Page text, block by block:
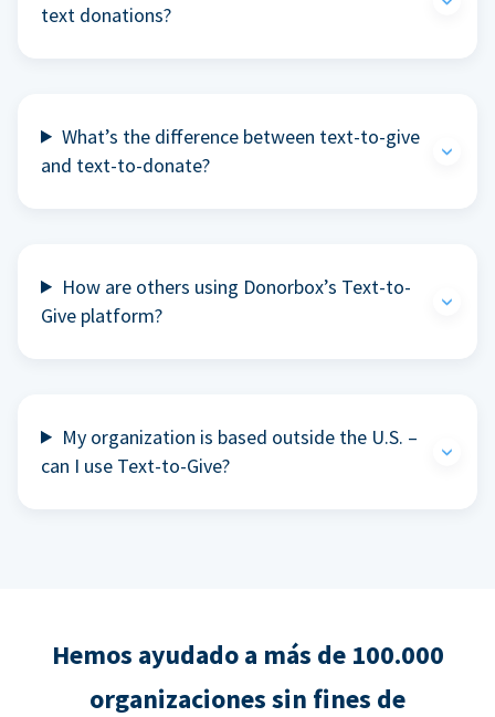
text donations?
What’s the difference between text-to-give
and text-to-donate?
How are others using Donorbox’s Text-to-
Give platform?
My organization is based outside the U.S. –
can I use Text-to-Give?
Hemos ayudado a más de 100.000
organizaciones sin fines de